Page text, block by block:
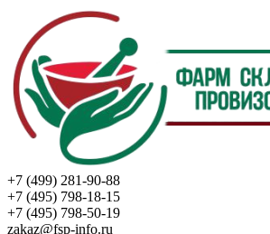
+7 (499) 281-90-88
+7 (495) 798-18-15
+7 (495) 798-50-19
zakaz@fsp-info.ru